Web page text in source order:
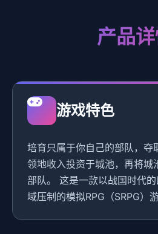
产品
游戏特色
培育只属于你自己的部队，夺
领地收入投资于城池，再将城
部队。 这是一款以战国时代
域压制的模拟RPG（SRPG）游